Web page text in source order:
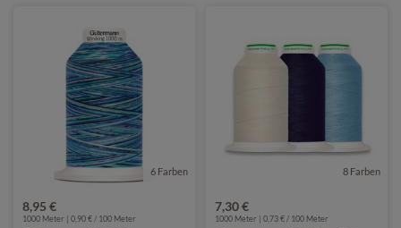
6 Farben
8,95 €
1000 Meter | 0,90 € / 100 Meter
8 Farben
7,30 €
1000 Meter | 0,73 € / 100 Meter